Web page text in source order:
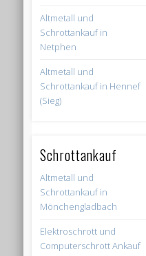
Altmetall und
Schrottankauf in
Netphen
Altmetall und
Schrottankauf in Hennef
(Sieg)
Schrottankauf
Altmetall und
Schrottankauf in
Mönchengladbach
Elektroschrott und
Computerschrott Ankauf